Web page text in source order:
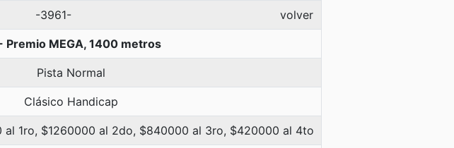
-3961- volver
Premio MEGA, 1400 metros
Pista Normal
Clásico Handicap
al 1ro, $1260000 al 2do, $840000 al 3ro, $420000 al 4to